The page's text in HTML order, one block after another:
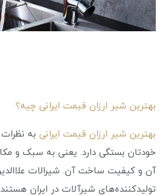
بهترین
بهترین شیر ارزان قیمت ایرانی چیه؟
بهترین شیر ارزان قیمت ایرانی به
خودتان بستگی دارد. یعنی به سبک و
آن و کیفیت ساخت آن. شیرالات
تولیدکننده‌های شیرآلات در ایران